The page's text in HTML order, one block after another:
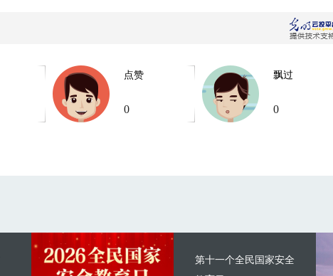
点赞
0
飘过
0
第十一个全民国家安全